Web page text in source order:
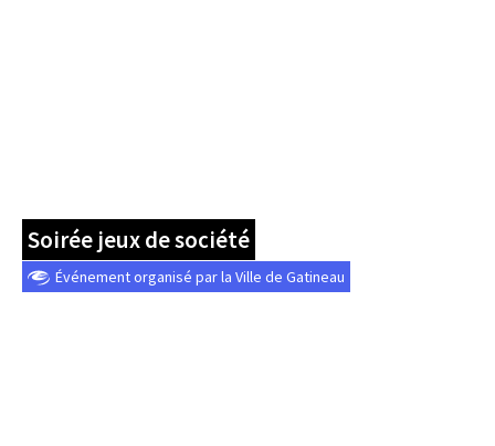
Soirée jeux de société
Événement organisé par la Ville de Gatineau